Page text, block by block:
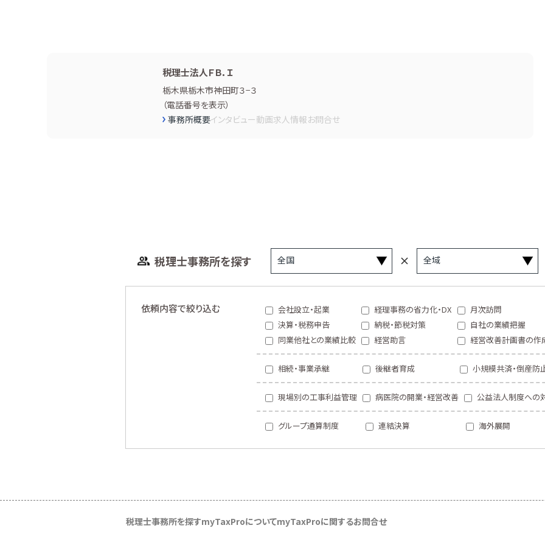
税理士法人ＦＢ．Ｉ
栃木県栃木市神田町３−３
（電話番号を表示）
事務所概要インタビュー動画求人情報お問合せ
税理士事務所を探す
依頼内容で絞り込む 会社設立・起業 経理事務の省力化・DX
月次訪問
決算・税務申告
納税・節税対策
自社の業績把握
同業他社との業績比較
経営助言 経営改善計画書の作
相続・事業承継 後継者育成 小規模共済・倒産防
現場別の工事利益管理 病医院の開業・経営改善 公益法人制度への
グループ通算制度 連結決算 海外展開
税理士事務所を探すmyTaxProについてmyTaxProに関するお問合せ